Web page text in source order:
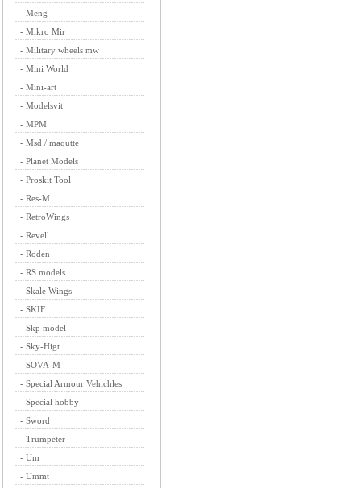
- Meng
- Mikro Mir
- Military wheels mw
- Mini World
- Mini-art
- Modelsvit
- MPM
- Msd / maqutte
- Planet Models
- Proskit Tool
- Res-M
- RetroWings
- Revell
- Roden
- RS models
- Skale Wings
- SKIF
- Skp model
- Sky-Higt
- SOVA-M
- Special Armour Vehichles
- Special hobby
- Sword
- Trumpeter
- Um
- Ummt